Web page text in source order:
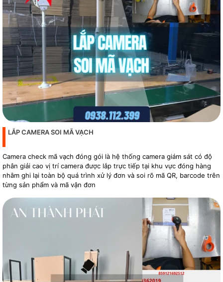
LẮP CAMERA SOI MÃ VẠCH
Camera check mã vạch đóng gói là hệ thống camera giám sát có độ
phân giải cao vị trí camera được lắp trực tiếp tại khu vực đóng hàng
nhằm ghi lại toàn bộ quá trình xử lý đơn và soi rõ mã QR, barcode trên
từng sản phẩm và mã vận đơn